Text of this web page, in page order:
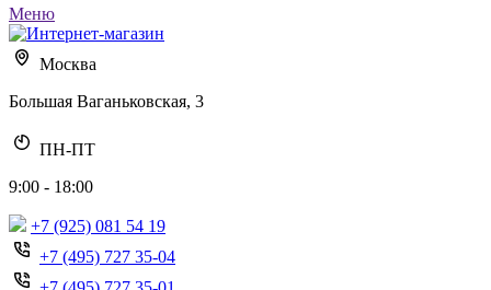
Меню
Москва
Большая Ваганьковская, 3
ПН-ПТ
9:00 - 18:00
+7 (925) 081 54 19
+7 (495) 727 35-04